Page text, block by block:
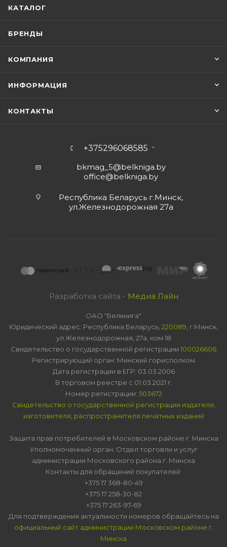
КАТАЛОГ
БРЕНДЫ
КОМПАНИЯ
ИНФОРМАЦИЯ
КОНТАКТЫ
+375296068585
bkmag_5@belkniga.by
office@belkniga.by
Республика Беларусь г.Минск,
ул.Железнодорожная 27а
Разработка сайта - Медиа Лайн
ОАО "Белкнига"
Юридический адрес: Республика Беларусь, 220089 , г.Минск,
ул.Железнодорожная, 27а, ком 18
Свидетельство о государственной регистрации 100026606
Регистрирующий орган: Минский горисполком
Дата регистрации в ЕГР: 03.03.2006
В торговом реестре с 01.03.2021 г.
Номер регистрации: 503672
Свидетельство о государственной регистрации издателя,
изготовителя, распространителя печатных изданий
Защита прав потребителей в Московском районе г. Минска
Уполномоченный орган: Отдел торговли и услуг
администрации Московского района г. Минска
Контакты для обращений покупателей:
+375 17 368-80-49
+375 17 258-30-82
+375 17 263-97-69
Для подтверждения актуальности номеров обращайтесь на
официальный сайт администрации Московском районе г.
Минска